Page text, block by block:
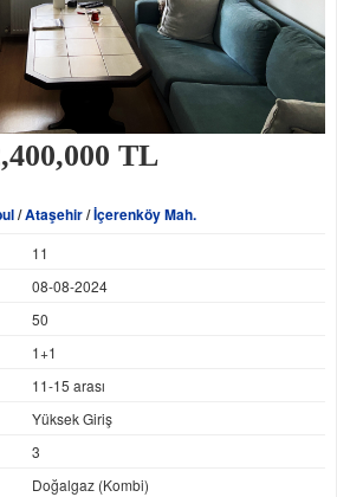
TL
/Ataşehir/İçerenköy Mah.
11
08-08-2024
50
1+1
11-15 arası
Yüksek Giriş
3
Doğalgaz (Kombi)